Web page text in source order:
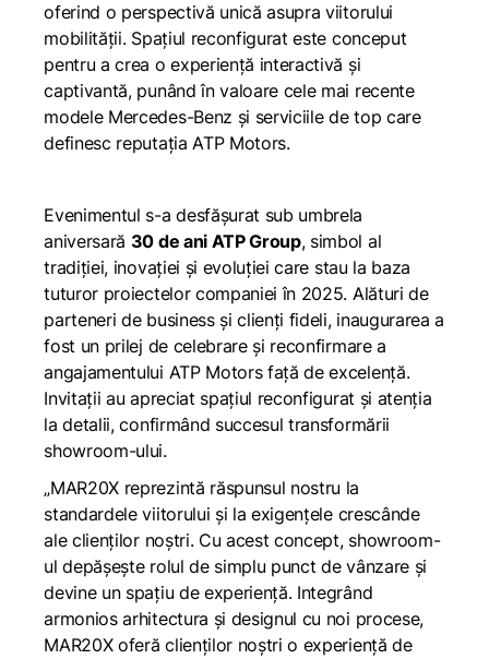
oferind o perspectivă unică asupra viitorului
mobilității. Spațiul reconfigurat este conceput
pentru a crea o experiență interactivă și
captivantă, punând în valoare cele mai recente
modele Mercedes-Benz și serviciile de top care
definesc reputația ATP Motors.
Evenimentul s-a desfășurat sub umbrela
aniversară 30 de ani ATP Group, simbol al
tradiției, inovației și evoluției care stau la baza
tuturor proiectelor companiei în 2025. Alături de
parteneri de business și clienți fideli, inaugurarea a
fost un prilej de celebrare și reconfirmare a
angajamentului ATP Motors față de excelență.
Invitații au apreciat spațiul reconfigurat și atenția
la detalii, confirmând succesul transformării
showroom-ului.
„MAR20X reprezintă răspunsul nostru la
standardele viitorului și la exigențele crescânde
ale clienților noștri. Cu acest concept, showroom-
ul depășește rolul de simplu punct de vânzare și
devine un spațiu de experiență. Integrând
armonios arhitectura și designul cu noi procese,
MAR20X oferă clienților noștri o experiență de